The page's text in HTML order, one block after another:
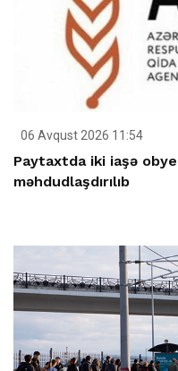
06 Avqust 2026 11:54
Paytaxtda iki iaşə
məhdudlaşdırılıb